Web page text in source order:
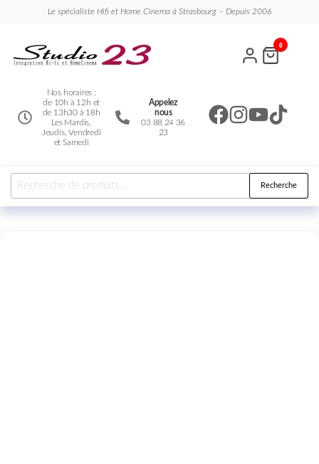
Le spécialiste Hifi et Home Cinema à Strasbourg – Depuis 2006
Nos horaires :
de 10h à 12h et
de 13h30 à 18h
Les Mardis,
Jeudis, Vendredi
et Samedi
Appelez
nous
03 88 24 36
23
0
Recherche